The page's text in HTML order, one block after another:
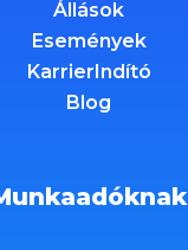
Állások
Események
KarrierIndító
Blog